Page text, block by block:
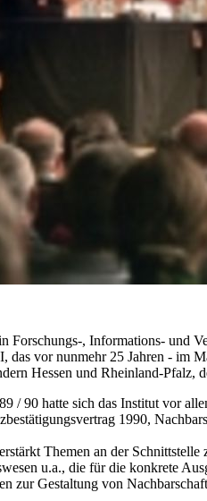
Forschungs-, Informations- und
das vor nunmehr 25 Jahren - im
Hessen und Rheinland-Pfalz,
/ 90 hatte sich das Institut vor
1990,
Themen an der
u.a., die für die konkrete
zur Gestaltung von